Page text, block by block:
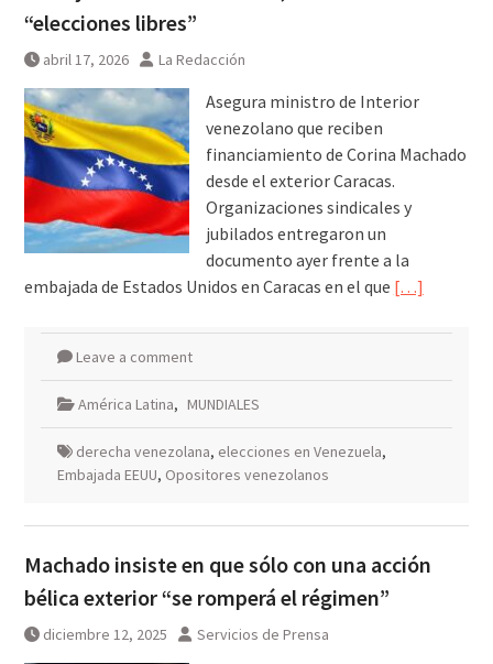
“elecciones libres”
abril 17, 2026 La Redacción
Asegura ministro de Interior
venezolano que reciben
financiamiento de Corina Machado
desde el exterior Caracas.
Organizaciones sindicales y
jubilados entregaron un
documento ayer frente a la
embajada de Estados Unidos en Caracas en el que […]
Leave a comment
América Latina, MUNDIALES
derecha venezolana, elecciones en Venezuela,
Embajada EEUU, Opositores venezolanos
Machado insiste en que sólo con una acción
bélica exterior “se romperá el régimen”
diciembre 12, 2025 Servicios de Prensa